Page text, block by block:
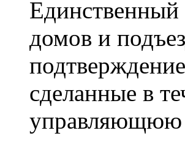
домов и
сделанные в
управляющюю